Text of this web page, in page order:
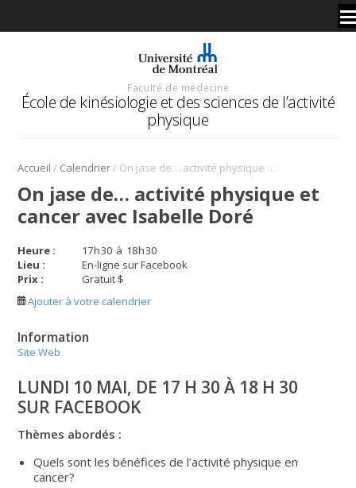
Faculté de médecine
École de kinésiologie et des sciences de l’activité
physique
Accueil / Calendrier/ On jase de… activité physique et cancer avec Isabelle Doré
On jase de… activité physique et
cancer avec Isabelle Doré
Heure : 17h30 à 18h30
Lieu :
En-ligne sur Facebook
Prix :
Gratuit $
Ajouter à votre calendrier
Information
Site Web
LUNDI 10 MAI, DE 17 H 30 À 18 H 30
SUR FACEBOOK
Thèmes abordés :
Quels sont les bénéfices de l’activité physique en
cancer?